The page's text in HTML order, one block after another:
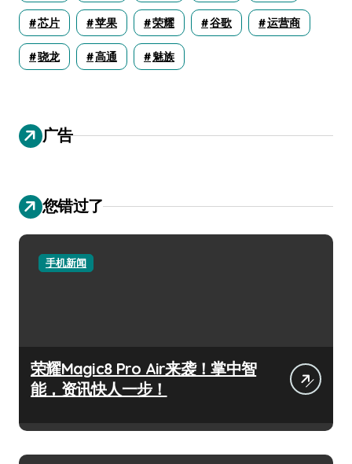
芯片 苹果 荣耀 谷歌 运营商
骁龙 高通 魅族
广告
您错过了
手机新闻
荣耀Magic8 Pro Air来袭！掌中智
能，资讯快人一步！